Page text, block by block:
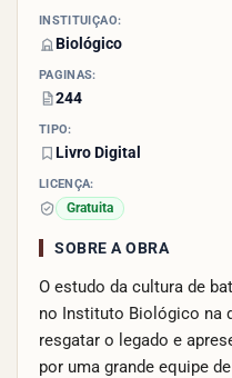
INSTITUIÇÃO:
Biológico
PÁGINAS:
244
TIPO:
Livro Digital
LICENÇA:
Gratuita
SOBRE A OBRA
O estudo da cultura de
no Instituto Biológico na
resgatar o legado e
por uma grande equipe